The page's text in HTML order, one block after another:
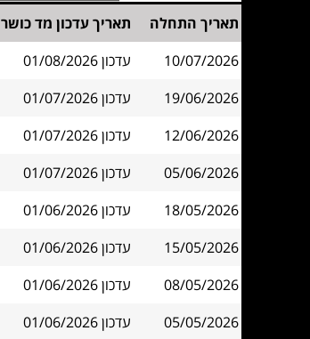
תאריך התחלה תאריך עדכון מד כושר
10/07/2026
עדכון 01/08/2026
19/06/2026
עדכון 01/07/2026
12/06/2026
עדכון 01/07/2026
05/06/2026
עדכון 01/07/2026
18/05/2026
עדכון 01/06/2026
15/05/2026
עדכון 01/06/2026
08/05/2026
עדכון 01/06/2026
05/05/2026
עדכון 01/06/2026